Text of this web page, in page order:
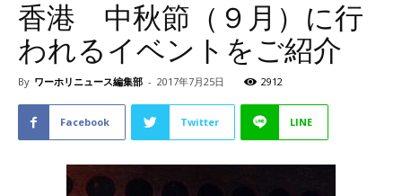
香港 中秋節（９月）に行
われるイベントをご紹介
By ワーホリニュース編集部 - 2017年7月25日 2912
Facebook Twitter LINE